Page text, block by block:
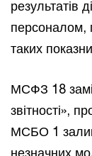
результатів
персоналом,
таких
МСФЗ 18
звітності»,
МСБО 1
незначних